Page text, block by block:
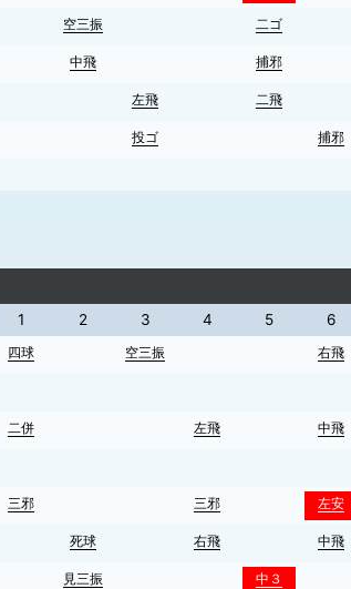
空三振 二ゴ
中飛 捕邪
左飛 二飛
投ゴ 捕邪
1 2 3 4 5 6
四球 空三振 右飛
二併 左飛 中飛
三邪 三邪 左安
死球 右飛 中飛
見三振 中３